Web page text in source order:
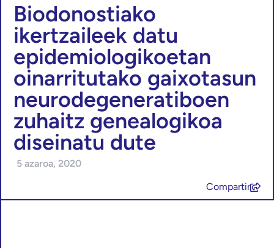
Biodonostiako
ikertzaileek datu
epidemiologikoetan
oinarritutako gaixotasun
neurodegeneratiboen
zuhaitz genealogikoa
diseinatu dute
5 azaroa, 2020
Compartir